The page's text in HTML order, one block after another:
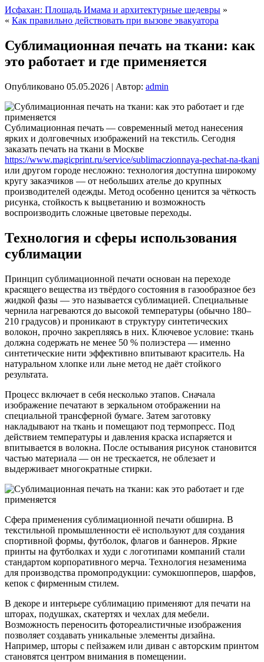
Исфахан: Площадь Имама и архитектурные шедевры »
« Как правильно действовать при вызове эвакуатора
Сублимационная печать на ткани: как
это работает и где применяется
Опубликовано 05.05.2026 | Автор: admin
Сублимационная печать — современный метод нанесения
ярких и долговечных изображений на текстиль. Сегодня
заказать печать на ткани в Москве
https://www.magicprint.ru/service/sublimaczionnaya-pechat-na-tkani
или другом городе несложно: технология доступна широкому
кругу заказчиков — от небольших ателье до крупных
производителей одежды. Метод особенно ценится за чёткость
рисунка, стойкость к выцветанию и возможность
воспроизводить сложные цветовые переходы.
Технология и сферы использования
сублимации
Принцип сублимационной печати основан на переходе
красящего вещества из твёрдого состояния в газообразное без
жидкой фазы — это называется сублимацией. Специальные
чернила нагреваются до высокой температуры (обычно 180–
210 градусов) и проникают в структуру синтетических
волокон, прочно закрепляясь в них. Ключевое условие: ткань
должна содержать не менее 50 % полиэстера — именно
синтетические нити эффективно впитывают краситель. На
натуральном хлопке или льне метод не даёт стойкого
результата.
Процесс включает в себя несколько этапов. Сначала
изображение печатают в зеркальном отображении на
специальной трансферной бумаге. Затем заготовку
накладывают на ткань и помещают под термопресс. Под
действием температуры и давления краска испаряется и
впитывается в волокна. После остывания рисунок становится
частью материала — он не трескается, не облезает и
выдерживает многократные стирки.
Сфера применения сублимационной печати обширна. В
текстильной промышленности её используют для создания
спортивной формы, футболок, флагов и баннеров. Яркие
принты на футболках и худи с логотипами компаний стали
стандартом корпоративного мерча. Технология незаменима
для производства промопродукции: сумокшопперов, шарфов,
кепок с фирменным стилем.
В декоре и интерьере сублимацию применяют для печати на
шторах, подушках, скатертях и чехлах для мебели.
Возможность переносить фотореалистичные изображения
позволяет создавать уникальные элементы дизайна.
Например, шторы с пейзажем или диван с авторским принтом
становятся центром внимания в помещении.